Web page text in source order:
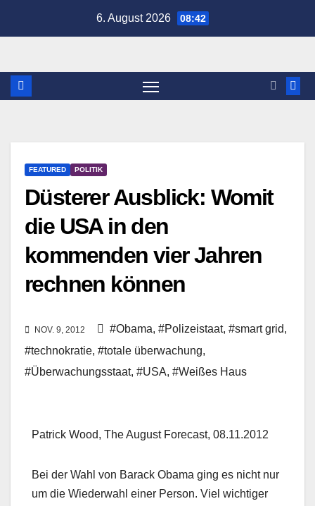
6. August 2026 08:42
FEATURED POLITIK
Düsterer Ausblick: Womit
die USA in den
kommenden vier Jahren
rechnen können
NOV. 9, 2012 #Obama, #Polizeistaat, #smart grid,
#technokratie, #totale überwachung,
#Überwachungsstaat, #USA, #Weißes Haus
Patrick Wood, The August Forecast, 08.11.2012
Bei der Wahl von Barack Obama ging es nicht nur
um die Wiederwahl einer Person. Viel wichtiger